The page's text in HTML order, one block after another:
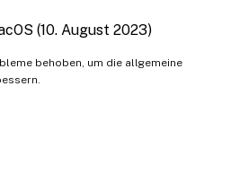
(10. August 2023)
behoben, um die allgemeine